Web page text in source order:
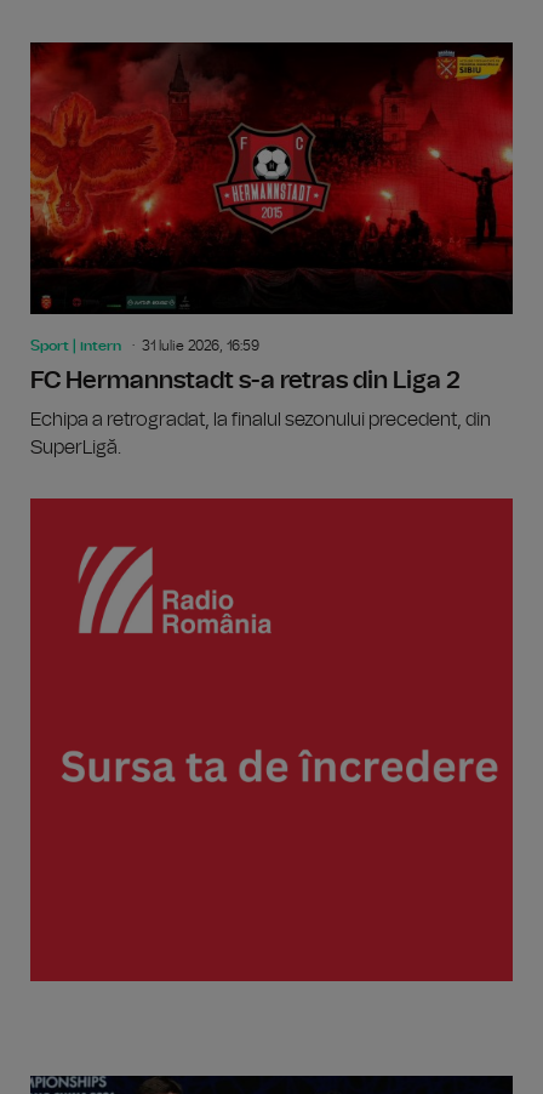
Sport | intern 31 Iulie 2026, 16:59
FC Hermannstadt s-a retras din Liga 2
Echipa a retrogradat, la finalul sezonului precedent, din
SuperLigă.